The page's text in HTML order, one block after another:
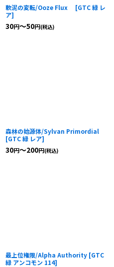
軟泥の変転/Ooze Flux [GTC 緑 レ
ア]
30円～50円(税込)
森林の始源体/Sylvan Primordial
[GTC 緑 レア]
30円～200円(税込)
最上位権限/Alpha Authority [GTC
緑 アンコモン 114]